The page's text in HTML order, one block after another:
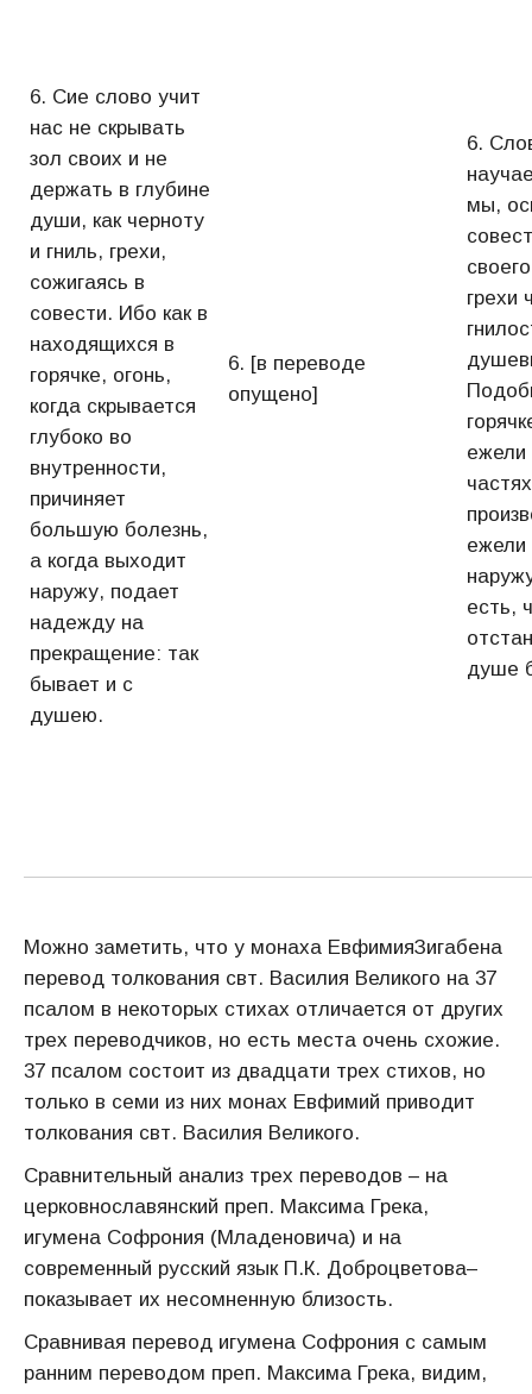
6. Сие слово учит
нас не скрывать
зол своих и не
держать в глубине
души, как черноту
и гниль, грехи,
сожигаясь в
совести. Ибо как в
находящихся в
горячке, огонь,
когда скрывается
глубоко во
внутренности,
причиняет
большую болезнь,
а когда выходит
наружу, подает
надежду на
прекращение: так
бывает и с
душею.
6. [в переводе
опущено]
6.
мы,
грехи
ежели
есть,
душе
Можно заметить, что у монаха ЕвфимияЗигабена
перевод толкования свт. Василия Великого на 37
псалом в некоторых стихах отличается от других
трех переводчиков, но есть места очень схожие.
37 псалом состоит из двадцати трех стихов, но
только в семи из них монах Евфимий приводит
толкования свт. Василия Великого.
Сравнительный анализ трех переводов – на
церковнославянский преп. Максима Грека,
игумена Софрония (Младеновича) и на
современный русский язык П.К. Доброцветова–
показывает их несомненную близость.
Сравнивая перевод игумена Софрония с самым
ранним переводом преп. Максима Грека, видим,